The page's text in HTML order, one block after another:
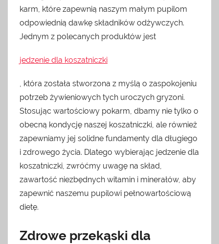
karm, które zapewnią naszym małym pupilom
odpowiednią dawkę składników odżywczych.
Jednym z polecanych produktów jest
jedzenie dla koszatniczki
, która została stworzona z myślą o zaspokojeniu
potrzeb żywieniowych tych uroczych gryzoni.
Stosując wartościowy pokarm, dbamy nie tylko o
obecną kondycję naszej koszatniczki, ale również
zapewniamy jej solidne fundamenty dla długiego
i zdrowego życia. Dlatego wybierając jedzenie dla
koszatniczki, zwróćmy uwagę na skład,
zawartość niezbędnych witamin i minerałów, aby
zapewnić naszemu pupilowi pełnowartościową
dietę.
Zdrowe przekąski dla